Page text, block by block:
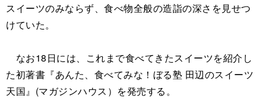
スイーツのみならず、食べ物全般の造詣の深さを見せつ
けていた。
なお18日には、これまで食べてきたスイーツを紹介し
た初著書『あんた、食べてみな！ぼる塾 田辺のスイーツ
天国』(マガジンハウス）を発売する。